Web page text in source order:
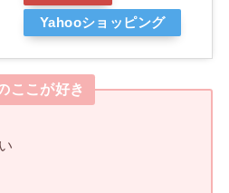
Yahooショッピング
ここが好き